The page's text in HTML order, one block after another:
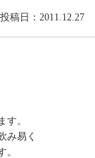
投稿日：2011.12.27
す。
み易く
。